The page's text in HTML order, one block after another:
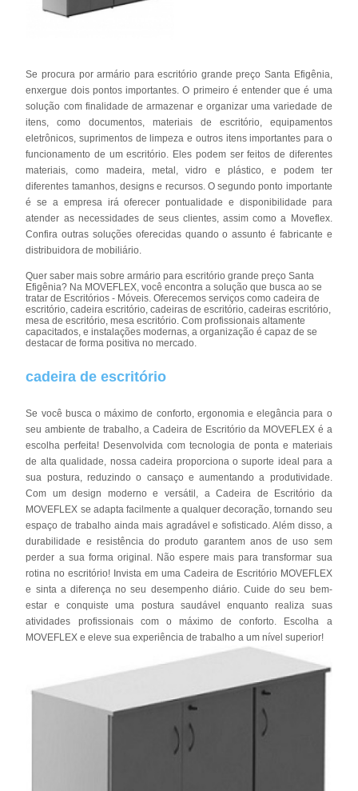
Se procura por armário para escritório grande preço Santa Efigênia,
enxergue dois pontos importantes. O primeiro é entender que é uma
solução com finalidade de armazenar e organizar uma variedade de
itens, como documentos, materiais de escritório, equipamentos
eletrônicos, suprimentos de limpeza e outros itens importantes para o
funcionamento de um escritório. Eles podem ser feitos de diferentes
materiais, como madeira, metal, vidro e plástico, e podem ter
diferentes tamanhos, designs e recursos. O segundo ponto importante
é se a empresa irá oferecer pontualidade e disponibilidade para
atender as necessidades de seus clientes, assim como a Moveflex.
Confira outras soluções oferecidas quando o assunto é fabricante e
distribuidora de mobiliário.
Quer saber mais sobre armário para escritório grande preço Santa
Efigênia? Na MOVEFLEX, você encontra a solução que busca ao se
tratar de Escritórios - Móveis. Oferecemos serviços como cadeira de
escritório, cadeira escritório, cadeiras de escritório, cadeiras escritório,
mesa de escritório, mesa escritório. Com profissionais altamente
capacitados, e instalações modernas, a organização é capaz de se
destacar de forma positiva no mercado.
cadeira de escritório
Se você busca o máximo de conforto, ergonomia e elegância para o
seu ambiente de trabalho, a Cadeira de Escritório da MOVEFLEX é a
escolha perfeita! Desenvolvida com tecnologia de ponta e materiais
de alta qualidade, nossa cadeira proporciona o suporte ideal para a
sua postura, reduzindo o cansaço e aumentando a produtividade.
Com um design moderno e versátil, a Cadeira de Escritório da
MOVEFLEX se adapta facilmente a qualquer decoração, tornando seu
espaço de trabalho ainda mais agradável e sofisticado. Além disso, a
durabilidade e resistência do produto garantem anos de uso sem
perder a sua forma original. Não espere mais para transformar sua
rotina no escritório! Invista em uma Cadeira de Escritório MOVEFLEX
e sinta a diferença no seu desempenho diário. Cuide do seu bem-
estar e conquiste uma postura saudável enquanto realiza suas
atividades profissionais com o máximo de conforto. Escolha a
MOVEFLEX e eleve sua experiência de trabalho a um nível superior!